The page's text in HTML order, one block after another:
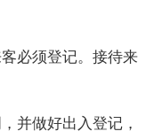
必须登记。接待来
并做好出入登记，